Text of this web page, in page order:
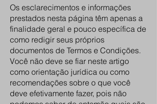
Os esclarecimentos e informações
prestados nesta página têm apenas a
finalidade geral e pouco específica de
como redigir seus próprios
documentos de Termos e Condições.
Você não deve se fiar neste artigo
como orientação jurídica ou como
recomendações sobre o que você
deve efetivamente fazer, pois não